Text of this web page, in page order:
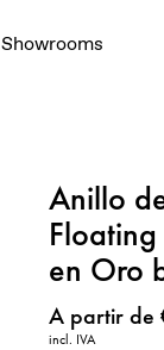
Showrooms
Anillo
en Oro
Precio:
A partir de
incl. IVA